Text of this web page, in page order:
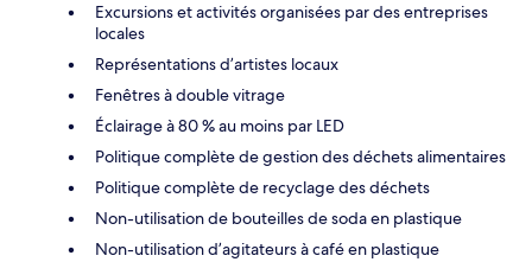
Excursions et activités organisées par des entreprises
locales
Représentations d’artistes locaux
Fenêtres à double vitrage
Éclairage à 80 % au moins par LED
Politique complète de gestion des déchets alimentaires
Politique complète de recyclage des déchets
Non-utilisation de bouteilles de soda en plastique
Non-utilisation d’agitateurs à café en plastique